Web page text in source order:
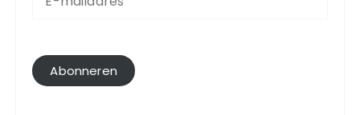
l
a
Abonneren